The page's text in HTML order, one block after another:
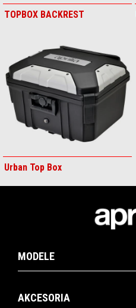
TOPBOX BACKREST
Urban Top Box
MODELE
AKCESORIA